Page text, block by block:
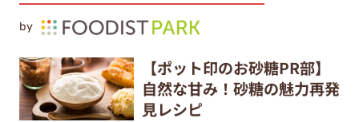
by
【ポット印のお砂糖PR部】
自然な甘み！砂糖の魅力再発
見レシピ